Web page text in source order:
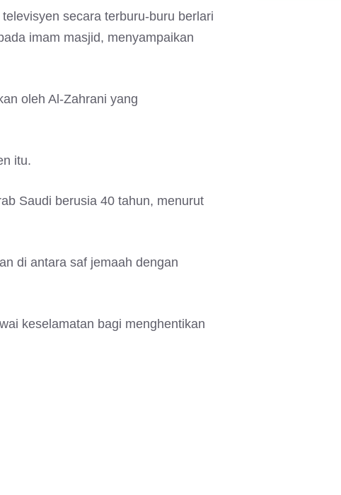
secara terburu-buru berlari
imam masjid, menyampaikan
oleh Al-Zahrani yang
itu.
Saudi berusia 40 tahun, menurut
di antara saf jemaah dengan
keselamatan bagi menghentikan